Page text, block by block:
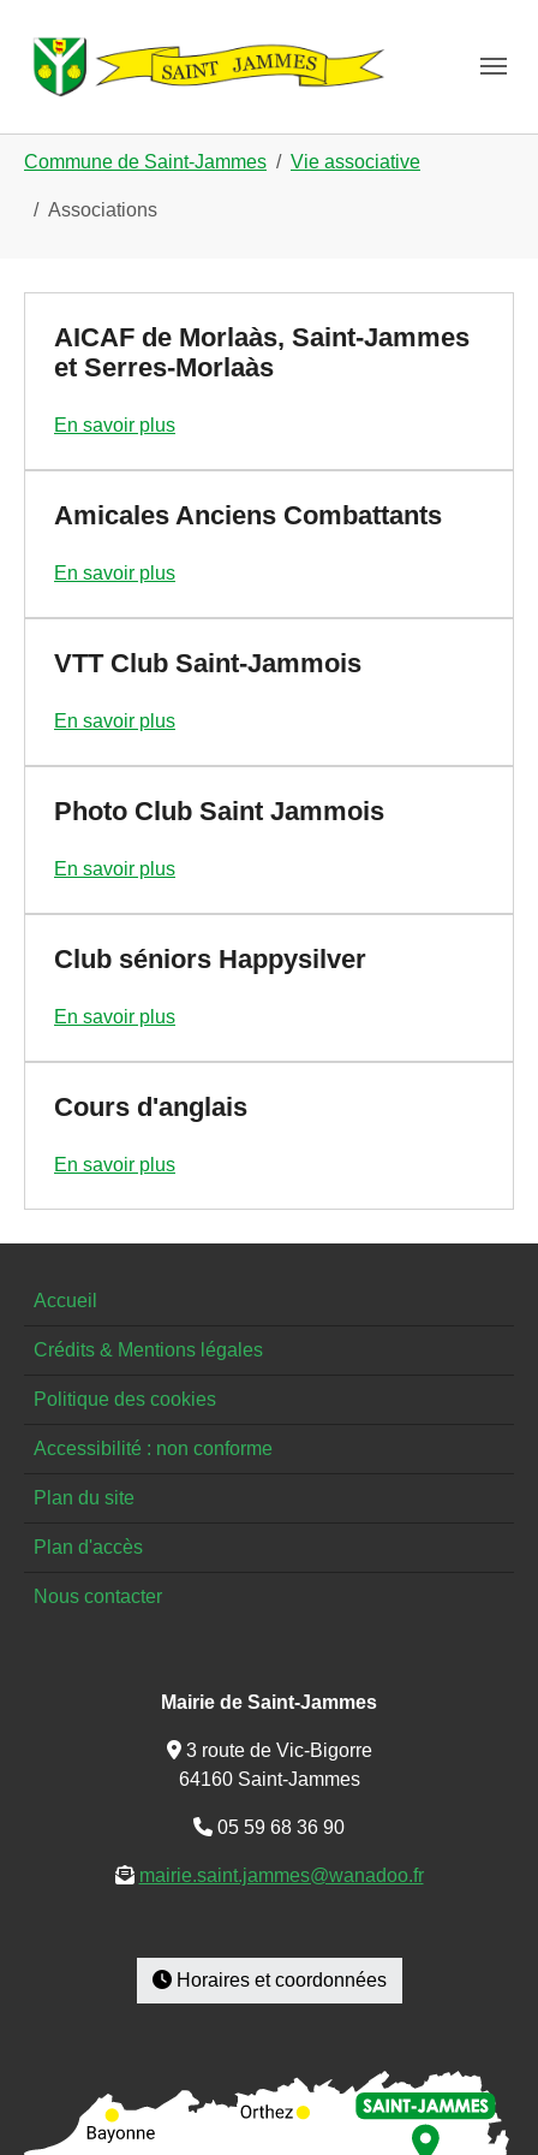
Commune de Saint-Jammes Vie associative
Associations
AICAF de Morlaàs, Saint-Jammes
et Serres-Morlaàs
En savoir plus
Amicales Anciens Combattants
En savoir plus
VTT Club Saint-Jammois
En savoir plus
Photo Club Saint Jammois
En savoir plus
Club séniors Happysilver
En savoir plus
Cours d'anglais
En savoir plus
Accueil
Crédits & Mentions légales
Politique des cookies
Accessibilité : non conforme
Plan du site
Plan d'accès
Nous contacter
Mairie de Saint-Jammes
3 route de Vic-Bigorre
64160 Saint-Jammes
05 59 68 36 90
mairie.saint.jammes@wanadoo.fr
Horaires et coordonnées